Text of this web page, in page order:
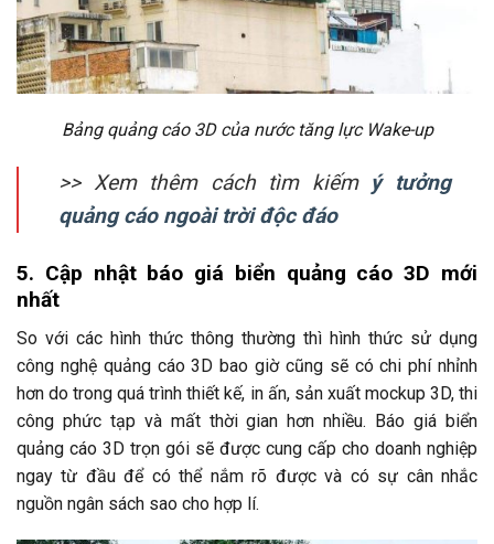
Bảng quảng cáo 3D của nước tăng lực Wake-up
>> Xem thêm cách tìm kiếm ý tưởng
quảng cáo ngoài trời độc đáo
5. Cập nhật báo giá biển quảng cáo 3D mới
nhất
So với các hình thức thông thường thì hình thức sử dụng
công nghệ quảng cáo 3D bao giờ cũng sẽ có chi phí nhỉnh
hơn do trong quá trình thiết kế, in ấn, sản xuất mockup 3D, thi
công phức tạp và mất thời gian hơn nhiều. Báo giá biển
quảng cáo 3D trọn gói sẽ được cung cấp cho doanh nghiệp
ngay từ đầu để có thể nắm rõ được và có sự cân nhắc
nguồn ngân sách sao cho hợp lí.